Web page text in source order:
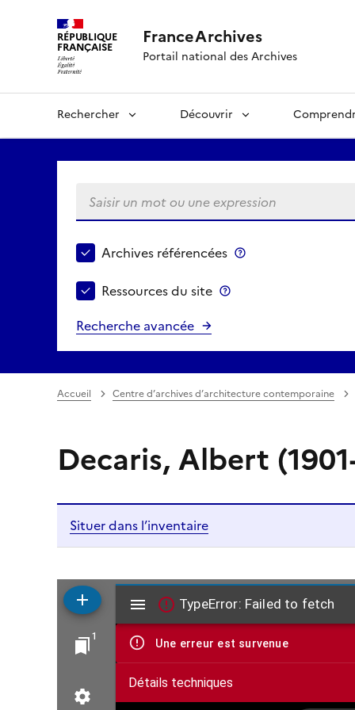
RÉPUBLIQUE
FRANÇAISE FranceArchives
Portail national des Archives
Rechercher Découvrir
Choisir le périmètre de recherche
Archives référencées
Ressources du site
Recherche avancée
Accueil Centre d’archives d’architecture contemporaine
Decaris, Albert
Situer dans l’inventaire
1
V
i
s
u
TypeError: Failed to fetch
Une erreur est survenue
Détails techniques